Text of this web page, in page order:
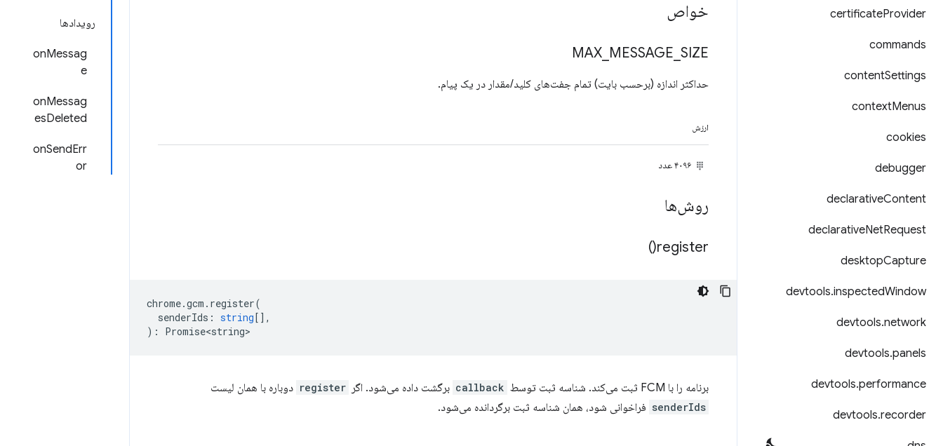
certificateProvider
commands
contentSettings
contextMenus
cookies
debugger
declarativeContent
declarativeNetRequest
desktopCapture
devtools.inspectedWindow
devtools.network
devtools.panels
devtools.performance
devtools.recorder
رویدادها
onMessag
e
onMessag
esDeleted
onSendErr
or
خواص
MAX MESSAGE SIZE
حداکثر اندازه (برحسب بایت) تمام جفت‌های کلید/مقدار در یک پیام.
ارزش
۴۰۹۶ عدد
روش‌ها
register(
)
chrome.gcm . register(
senderIds : string[],
) : Promise<string>
برنامه را با FCM ثبت می‌کند. شناسه ثبت توسط callback برگشت داده می‌شود. اگر register دوباره با همان لیست
senderIds فراخوانی شود، همان شناسه ثبت برگردانده می‌شود.